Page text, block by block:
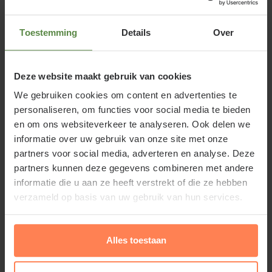
Toestemming Details Over
Deze website maakt gebruik van cookies
We gebruiken cookies om content en advertenties te
personaliseren, om functies voor social media te bieden
en om ons websiteverkeer te analyseren. Ook delen we
informatie over uw gebruik van onze site met onze
partners voor social media, adverteren en analyse. Deze
partners kunnen deze gegevens combineren met andere
informatie die u aan ze heeft verstrekt of die ze hebben
verzameld op basis van uw gebruik van hun services.
Alles toestaan
Standplaats Rhododendron Azalea
De Japanse azalea staat het liefst in de zon. Het is
belangrijk om voor een zure, goed doorlaatbare
bodem te zorgen; gebruik daarom veel turf bij het
aanplanten, dat zorgt voor een zurig bodemmilieu.
Rhododendron Azalea 'Madame van
Hecke' snoeien en onderhouden
jaar uitlopers weggeknipt worden. In november
Lees meer